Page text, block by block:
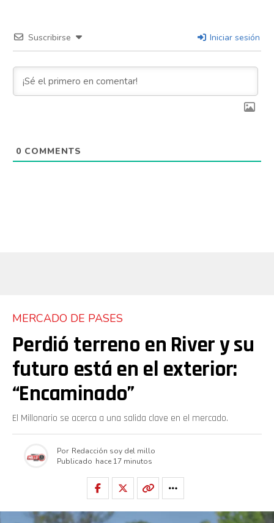
Suscribirse Iniciar sesión
0 COMMENTS
MERCADO DE PASES
Perdió terreno en River y su
futuro está en el exterior:
“Encaminado”
El Millonario se acerca a una salida clave en el mercado.
Por Redacción soy del millo
Publicado hace 17 minutos